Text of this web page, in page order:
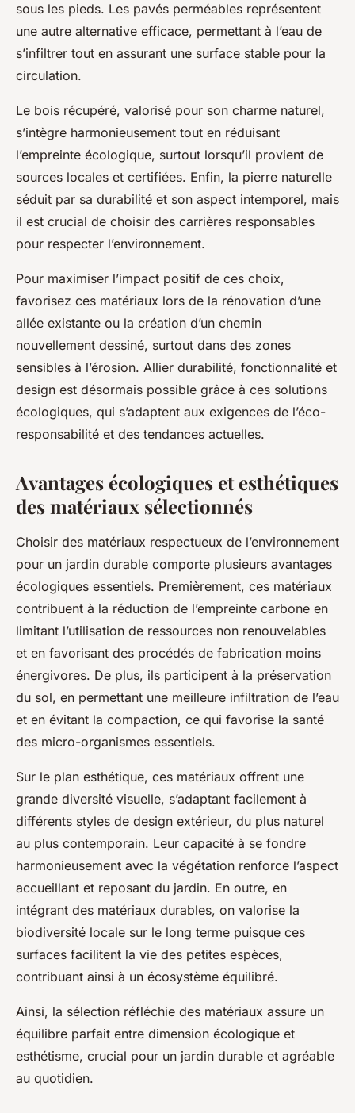
sous les pieds. Les pavés perméables représentent
une autre alternative efficace, permettant à l’eau de
s’infiltrer tout en assurant une surface stable pour la
circulation.
Le bois récupéré, valorisé pour son charme naturel,
s’intègre harmonieusement tout en réduisant
l’empreinte écologique, surtout lorsqu’il provient de
sources locales et certifiées. Enfin, la pierre naturelle
séduit par sa durabilité et son aspect intemporel, mais
il est crucial de choisir des carrières responsables
pour respecter l’environnement.
Pour maximiser l’impact positif de ces choix,
favorisez ces matériaux lors de la rénovation d’une
allée existante ou la création d’un chemin
nouvellement dessiné, surtout dans des zones
sensibles à l’érosion. Allier durabilité, fonctionnalité et
design est désormais possible grâce à ces solutions
écologiques, qui s’adaptent aux exigences de l’éco-
responsabilité et des tendances actuelles.
Avantages écologiques et esthétiques
des matériaux sélectionnés
Choisir des matériaux respectueux de l’environnement
pour un jardin durable comporte plusieurs avantages
écologiques essentiels. Premièrement, ces matériaux
contribuent à la réduction de l’empreinte carbone en
limitant l’utilisation de ressources non renouvelables
et en favorisant des procédés de fabrication moins
énergivores. De plus, ils participent à la préservation
du sol, en permettant une meilleure infiltration de l’eau
et en évitant la compaction, ce qui favorise la santé
des micro-organismes essentiels.
Sur le plan esthétique, ces matériaux offrent une
grande diversité visuelle, s’adaptant facilement à
différents styles de design extérieur, du plus naturel
au plus contemporain. Leur capacité à se fondre
harmonieusement avec la végétation renforce l’aspect
accueillant et reposant du jardin. En outre, en
intégrant des matériaux durables, on valorise la
biodiversité locale sur le long terme puisque ces
surfaces facilitent la vie des petites espèces,
contribuant ainsi à un écosystème équilibré.
Ainsi, la sélection réfléchie des matériaux assure un
équilibre parfait entre dimension écologique et
esthétisme, crucial pour un jardin durable et agréable
au quotidien.